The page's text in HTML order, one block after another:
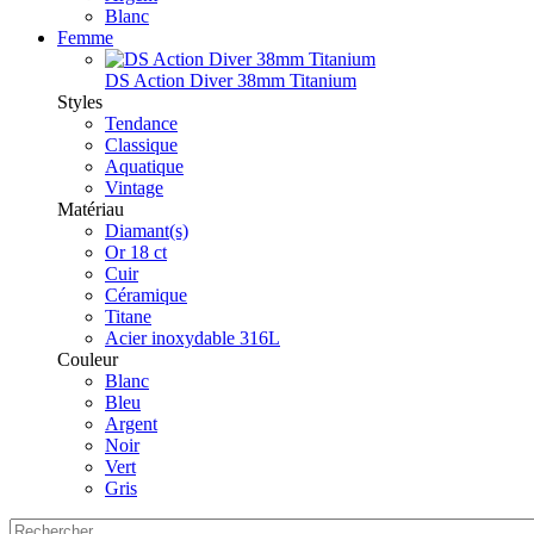
Blanc
Femme
DS Action Diver 38mm Titanium
Styles
Tendance
Classique
Aquatique
Vintage
Matériau
Diamant(s)
Or 18 ct
Cuir
Céramique
Titane
Acier inoxydable 316L
Couleur
Blanc
Bleu
Argent
Noir
Vert
Gris